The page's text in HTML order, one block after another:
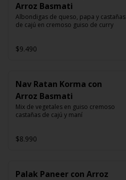
Arroz Basmati
Albondigas de queso, papa y castañas
de cajú en cremoso guiso de curry
$9.490
Nav Ratan Korma con
Arroz Basmati
Mix de vegetales en guiso cremoso
castañas de cajú y maní
$8.990
Palak Paneer con Arroz